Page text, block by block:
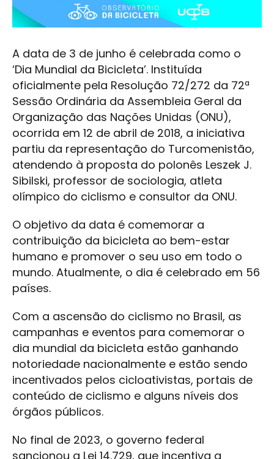
A data de 3 de junho é celebrada como o
‘Dia Mundial da Bicicleta’. Instituída
oficialmente pela Resolução 72/272 da 72ª
Sessão Ordinária da Assembleia Geral da
Organização das Nações Unidas (ONU),
ocorrida em 12 de abril de 2018, a iniciativa
partiu da representação do Turcomenistão,
atendendo à proposta do polonês Leszek J.
Sibilski, professor de sociologia, atleta
olímpico do ciclismo e consultor da ONU.
O objetivo da data é comemorar a
contribuição da bicicleta ao bem-estar
humano e promover o seu uso em todo o
mundo. Atualmente, o dia é celebrado em 56
países.
Com a ascensão do ciclismo no Brasil, as
campanhas e eventos para comemorar o
dia mundial da bicicleta estão ganhando
notoriedade nacionalmente e estão sendo
incentivados pelos cicloativistas, portais de
conteúdo de ciclismo e alguns níveis dos
órgãos públicos.
No final de 2023, o governo federal
sancionou a Lei 14.729, que incentiva a